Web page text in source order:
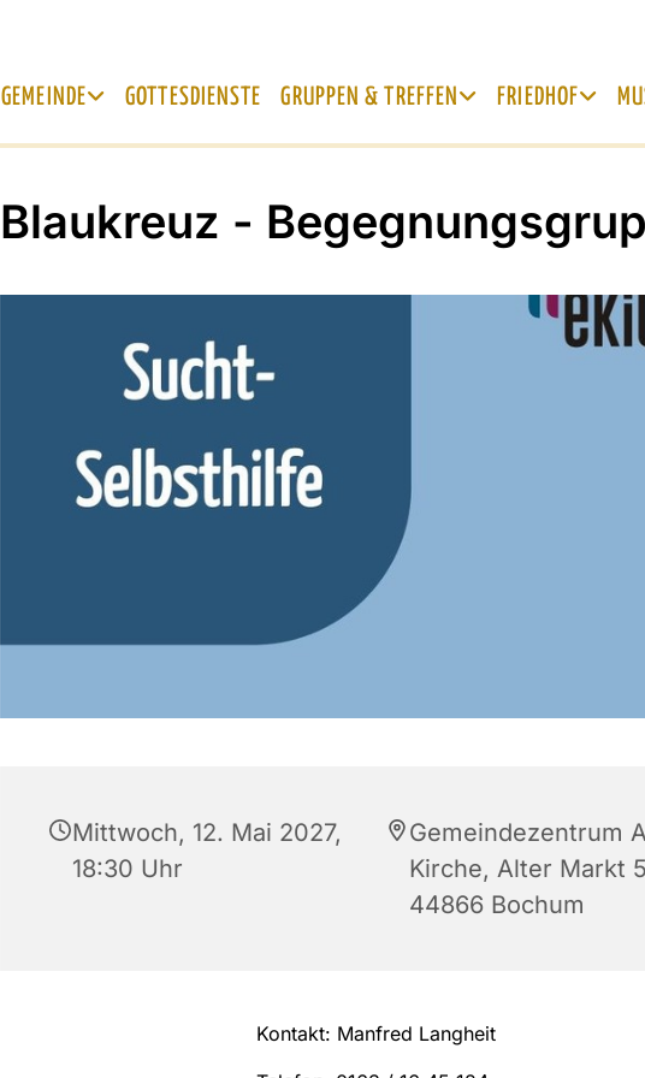
GEMEINDE GOTTESDIENSTE GRUPPEN & TREFFEN FRIEDHOF
Blaukreuz -
Mittwoch, 12. Mai 2027,
18:30 Uhr
Gemeindezentrum
Kirche, Alter Markt
44866 Bochum
Kontakt: Manfred Langheit